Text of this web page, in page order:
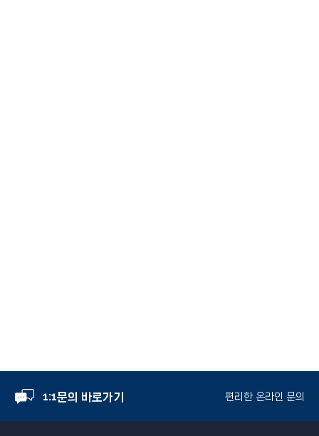
1:1문의 바로가기 편리한 온라인 문의